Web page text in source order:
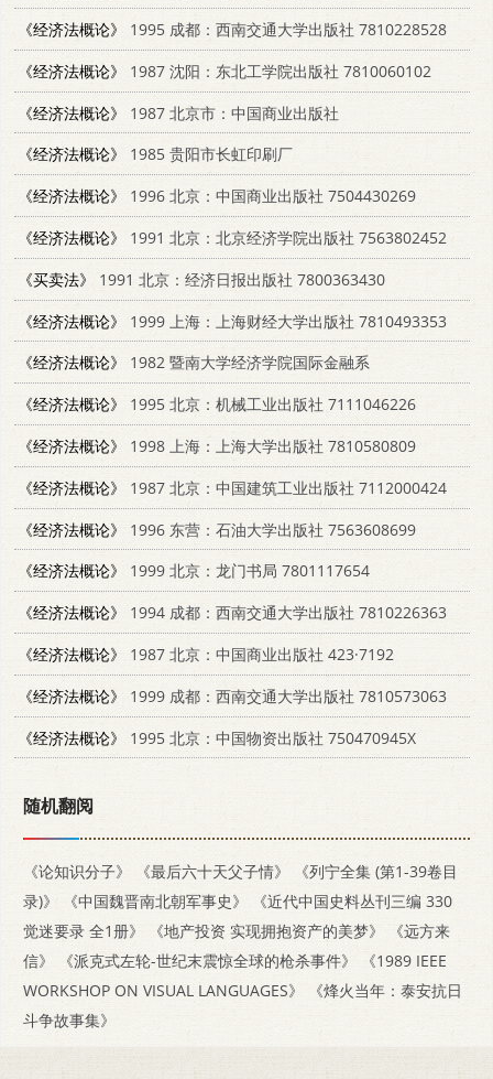
《经济法概论》
1995 成都：西南交通大学出版社 7810228528
《经济法概论》
1987 沈阳：东北工学院出版社 7810060102
《经济法概论》
1987 北京市：中国商业出版社
《经济法概论》
1985 贵阳市长虹印刷厂
《经济法概论》
1996 北京：中国商业出版社 7504430269
《经济法概论》
1991 北京：北京经济学院出版社 7563802452
《买卖法》
1991 北京：经济日报出版社 7800363430
《经济法概论》
1999 上海：上海财经大学出版社 7810493353
《经济法概论》
1982 暨南大学经济学院国际金融系
《经济法概论》
1995 北京：机械工业出版社 7111046226
《经济法概论》
1998 上海：上海大学出版社 7810580809
《经济法概论》
1987 北京：中国建筑工业出版社 7112000424
《经济法概论》
1996 东营：石油大学出版社 7563608699
《经济法概论》
1999 北京：龙门书局 7801117654
《经济法概论》
1994 成都：西南交通大学出版社 7810226363
《经济法概论》
1987 北京：中国商业出版社 423·7192
《经济法概论》
1999 成都：西南交通大学出版社 7810573063
《经济法概论》
1995 北京：中国物资出版社 750470945X
随机翻阅
《论知识分子》 《最后六十天父子情》
《列宁全集 (第1-39卷目
录)》
《中国魏晋南北朝军事史》
《近代中国史料丛刊三编 330
觉迷要录 全1册》
《地产投资 实现拥抱资产的美梦》
《远方来
信》
《派克式左轮-世纪末震惊全球的枪杀事件》
《1989 IEEE
WORKSHOP ON VISUAL LANGUAGES》
《烽火当年：泰安抗日
斗争故事集》